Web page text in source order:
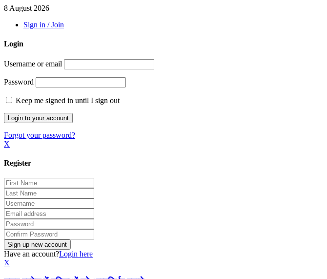
8 August 2026
Sign in / Join
Login
Username or email
Password
Keep me signed in until I sign out
Forgot your password?
X
Register
Have an account?Login here
X